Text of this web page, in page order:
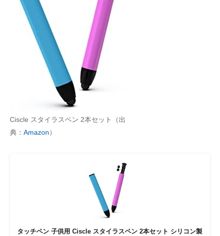
Ciscle スタイラスペン 2本セット（出
典： Amazon）
タッチペン 子供用 Ciscle スタイラスペン 2本セット シリコン製